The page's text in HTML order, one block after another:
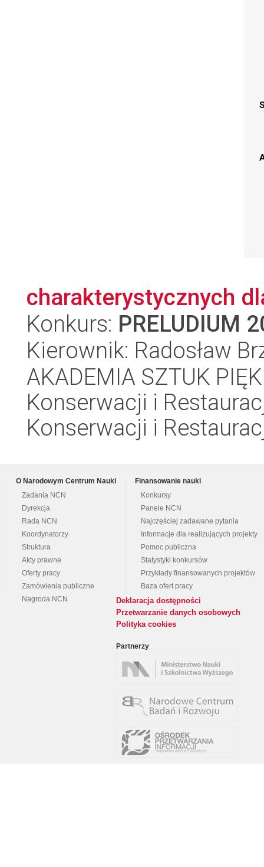
charakterystycznych
Konkurs: PRELUDIUM
Kierownik: Radosław
AKADEMIA SZTUK
Konserwacji i
Konserwacji i
O Narodowym Centrum Nauki
Zadania NCN
Dyrekcja
Rada NCN
Koordynatorzy
Struktura
Akty prawne
Oferty pracy
Zamówienia publiczne
Nagroda NCN
Finansowanie nauki
Konkursy
Panele NCN
Najczęściej zadawane pytania
Informacje dla realizujących projekty
Pomoc publiczna
Statystyki konkursów
Przykłady finansowanych projektów
Baza ofert pracy
Deklaracja dostępności
Przetwarzanie danych osobowych
Polityka cookies
Partnerzy